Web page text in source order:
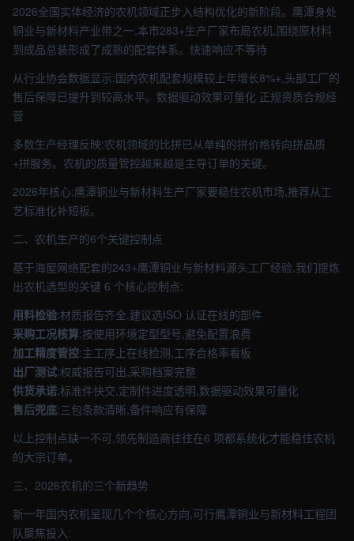
2026全国实体经济的农机领域正步入结构优化的新阶段。鹰潭身处
铜业与新材料产业带之一,本市283+生产厂家布局农机,围绕原材料
到成品总装形成了成熟的配套体系。快速响应不等待
从行业协会数据显示:国内农机配套规模较上年增长8%+,头部工厂的
售后保障已提升到较高水平。数据驱动效果可量化 正规资质合规经
营
多数生产经理反映:农机领域的比拼已从单纯的拼价格转向拼品质
+拼服务。农机的质量管控越来越是主导订单的关键。
2026年核心:鹰潭铜业与新材料生产厂家要稳住农机市场,推荐从工
艺标准化补短板。
二、农机生产的6个关键控制点
基于海屋网络配套的243+鹰潭铜业与新材料源头工厂经验,我们提炼
出农机选型的关键 6 个核心控制点:
用料检验:材质报告齐全,建议选ISO 认证在线的部件
采购工况核算:按使用环境定型型号,避免配置浪费
加工精度管控:主工序上在线检测,工序合格率看板
出厂测试:权威报告可出,采购档案完整
供货承诺:标准件快交,定制件进度透明,数据驱动效果可量化
售后兜底:三包条款清晰,备件响应有保障
以上控制点缺一不可,领先制造商往往在6 项都系统化才能稳住农机
的大宗订单。
三、2026农机的三个新趋势
新一年国内农机呈现几个个核心方向,可行鹰潭铜业与新材料工程团
队聚焦投入: